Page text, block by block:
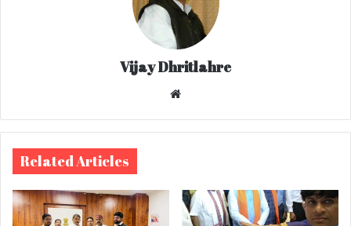
Vijay Dhritlahre
te
Related Articles